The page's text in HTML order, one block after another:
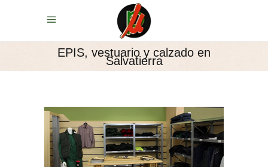
EPIS, vestuario y calzado en
Salvatierra